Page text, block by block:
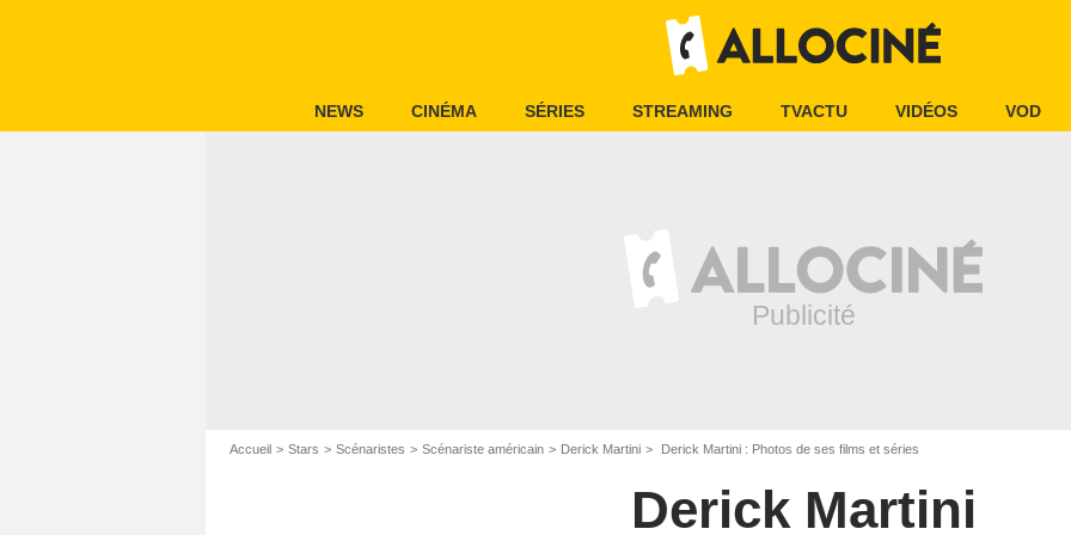
NEWS CINÉMA SÉRIES STREAMING TVACTU VIDÉOS VOD
Accueil Stars Scénaristes Scénariste américain Derick Martini Derick Martini : Photos de ses films et séries
Derick Martini